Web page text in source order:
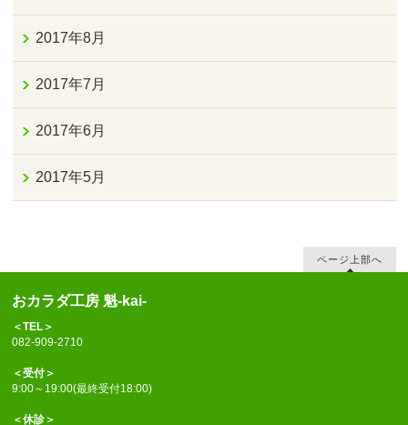
2017年8月
2017年7月
2017年6月
2017年5月
ページ上部へ
おカラダ工房 魁-kai-
＜TEL＞
082-909-2710
＜受付＞
9:00～19:00(最終受付18:00)
＜休診＞